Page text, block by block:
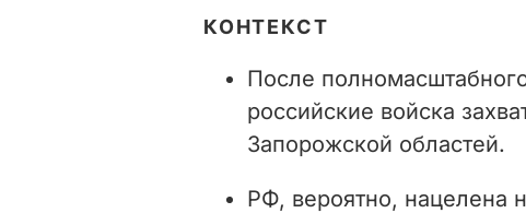
КОНТЕКСТ
После
российские войска
Запорожской областей.
РФ, вероятно, нацелена